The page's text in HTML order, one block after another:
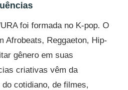
foi formada no K-pop. O
Afrobeats, Reggaeton, Hip-
gênero em suas
criativas vêm da
cotidiano, de filmes,